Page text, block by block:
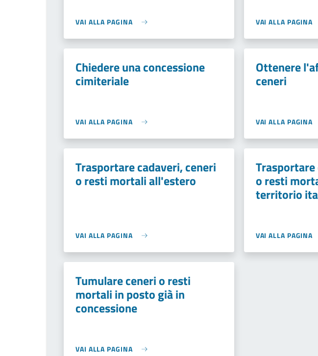
VAI ALLA PAGINA VAI ALLA PAGINA
Chiedere una concessione
cimiteriale
VAI ALLA PAGINA
Ottenere
ceneri
VAI ALLA PAGINA
Trasportare cadaveri, ceneri
o resti mortali all'estero
VAI ALLA PAGINA
o resti
territorio
VAI ALLA PAGINA
Tumulare ceneri o resti
mortali in posto già in
concessione
VAI ALLA PAGINA